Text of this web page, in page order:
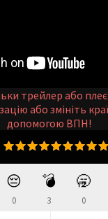
😔
0
💣
3
🥱
0
трейлер або
або змініть
допомогою ВПН!